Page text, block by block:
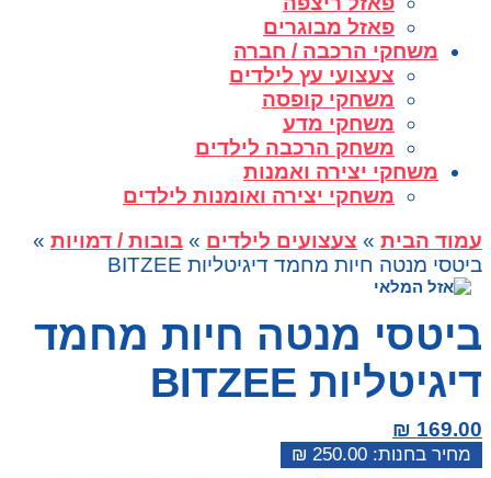
פאזל מבוגרים
משחקי הרכבה / חברה
צעצועי עץ לילדים
משחקי קופסה
משחקי מדע
משחק הרכבה לילדים
משחקי יצירה ואמנות
משחקי יצירה ואומנות לילדים
עמוד הבית» צעצועים לילדים» בובות / דמויות»
ביטסי מנטה חיות מחמד דיגיטליות BITZEE
ביטסי מנטה חיות מחמד
דיגיטליות BITZEE
₪ 250.00
₪ 169.00